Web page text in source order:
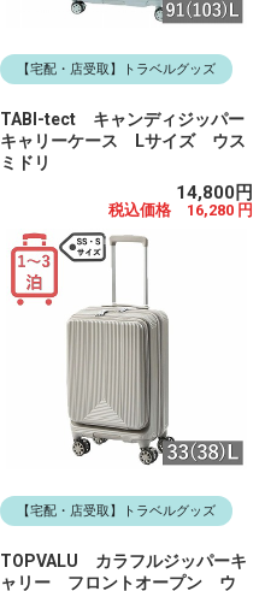
【宅配・店受取】トラベルグッズ
TABI-tect キャンディジッパー
キャリーケース Lサイズ ウス
ミドリ
14,800円
税込価格 16,280 円
【宅配・店受取】トラベルグッズ
TOPVALU カラフルジッパーキ
ャリー フロントオープン ウ